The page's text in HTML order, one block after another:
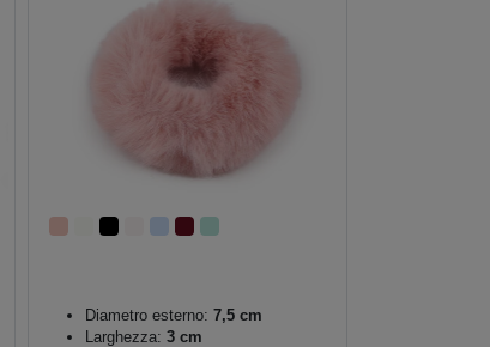
Diametro esterno: 7,5 cm
Larghezza: 3 cm